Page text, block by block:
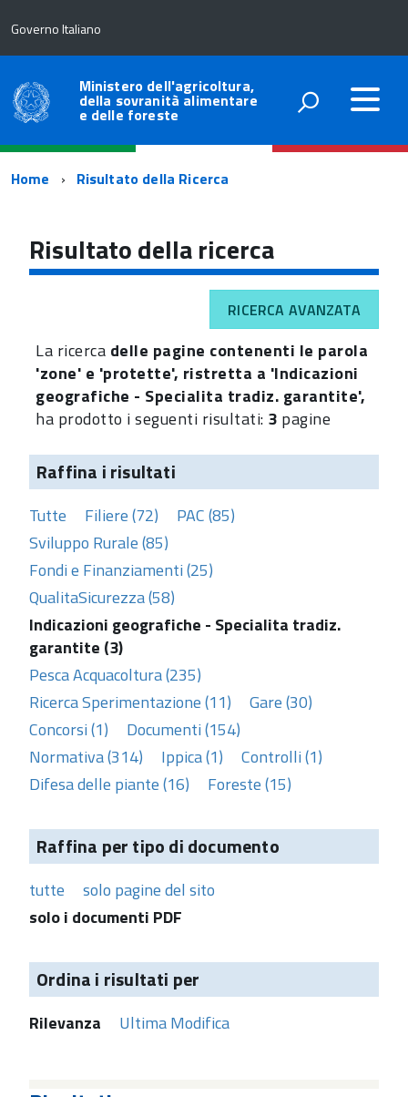
Governo Italiano
Ministero dell'agricoltura,
della sovranità alimentare
e delle foreste
Percorso
navigazione
Home Risultato della Ricerca
Risultato della ricerca
RICERCA AVANZATA
La ricerca delle pagine contenenti le parola
'zone' e 'protette', ristretta a 'Indicazioni
geografiche - Specialita tradiz. garantite',
ha prodotto i seguenti risultati: 3 pagine
Raffina i risultati
Tutte Filiere (72)
PAC (85)
Sviluppo Rurale (85)
Fondi e Finanziamenti (25)
QualitaSicurezza (58)
Indicazioni geografiche - Specialita tradiz.
garantite (3)
Pesca Acquacoltura (235)
Ricerca Sperimentazione (11)
Gare (30)
Concorsi (1)
Documenti (154)
Normativa (314)
Ippica (1)
Controlli (1)
Difesa delle piante (16)
Foreste (15)
Raffina per tipo di documento
tutte
solo pagine del sito
solo i documenti PDF
Ordina i risultati per
Rilevanza Ultima Modifica